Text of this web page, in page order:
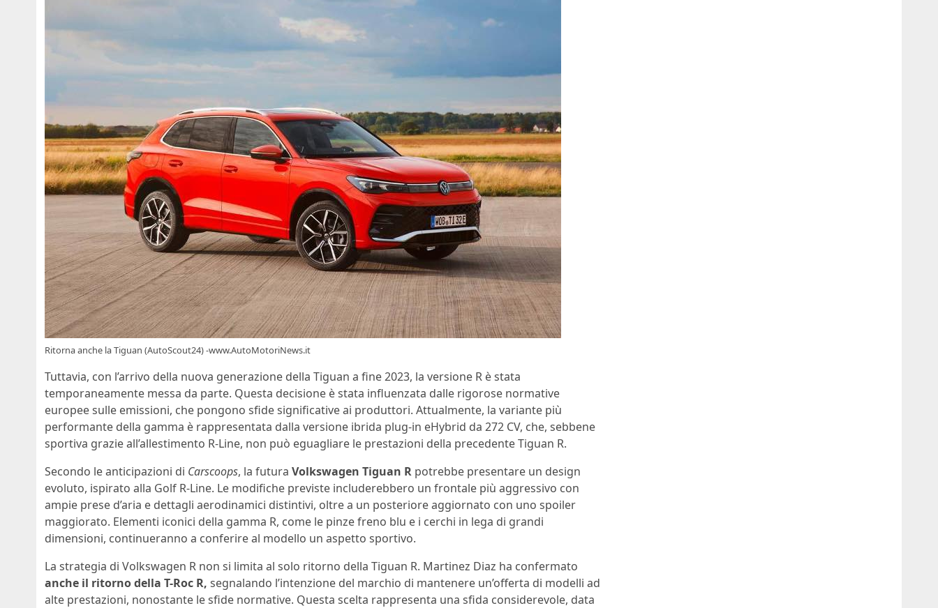
Ritorna anche la Tiguan (AutoScout24) -www.AutoMotoriNews.it
Tuttavia, con l’arrivo della nuova generazione della Tiguan a fine 2023, la versione R è stata
temporaneamente messa da parte. Questa decisione è stata influenzata dalle rigorose normative
europee sulle emissioni, che pongono sfide significative ai produttori. Attualmente, la variante più
performante della gamma è rappresentata dalla versione ibrida plug-in eHybrid da 272 CV, che, sebbene
sportiva grazie all’allestimento R-Line, non può eguagliare le prestazioni della precedente Tiguan R.
Secondo le anticipazioni di Carscoops, la futura Volkswagen Tiguan R potrebbe presentare un design
evoluto, ispirato alla Golf R-Line. Le modifiche previste includerebbero un frontale più aggressivo con
ampie prese d’aria e dettagli aerodinamici distintivi, oltre a un posteriore aggiornato con uno spoiler
maggiorato. Elementi iconici della gamma R, come le pinze freno blu e i cerchi in lega di grandi
dimensioni, continueranno a conferire al modello un aspetto sportivo.
La strategia di Volkswagen R non si limita al solo ritorno della Tiguan R. Martinez Diaz ha confermato
anche il ritorno della T-Roc R, segnalando l’intenzione del marchio di mantenere un’offerta di modelli ad
alte prestazioni, nonostante le sfide normative. Questa scelta rappresenta una sfida considerevole, data